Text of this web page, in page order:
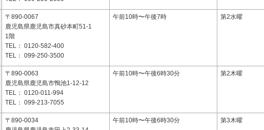
〒890-0067
鹿児島県鹿児島市真砂本町51-1
1階
TEL： 0120-582-400
TEL： 099-250-3500
午前10時〜午後7時 第2水曜
〒890-0063
鹿児島県鹿児島市鴨池1-12-12
TEL： 0120-011-994
TEL： 099-213-7055
午前10時〜午後6時30分 第2木曜
〒890-0034
午前10時〜午後6時30分 第3木曜